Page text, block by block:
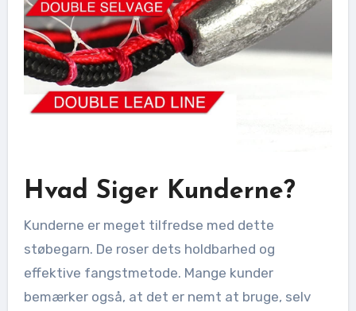
Hvad Siger Kunderne?
Kunderne er meget tilfredse med dette
støbegarn. De roser dets holdbarhed og
effektive fangstmetode. Mange kunder
bemærker også, at det er nemt at bruge, selv